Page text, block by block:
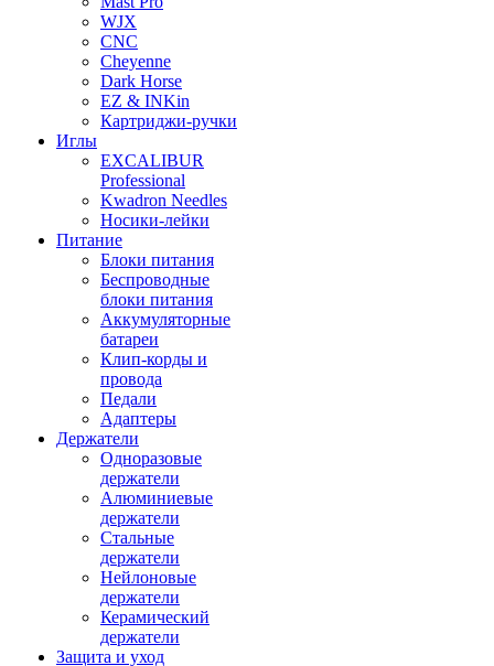
WJX
CNC
Cheyenne
Dark Horse
EZ & INKin
Картриджи-ручки
Иглы
EXCALIBUR
Professional
Kwadron Needles
Носики-лейки
Питание
Блоки питания
Беспроводные
блоки питания
Аккумуляторные
батареи
Клип-корды и
провода
Педали
Адаптеры
Держатели
Одноразовые
держатели
Алюминиевые
держатели
Стальные
держатели
Нейлоновые
держатели
Керамический
держатели
Защита и уход